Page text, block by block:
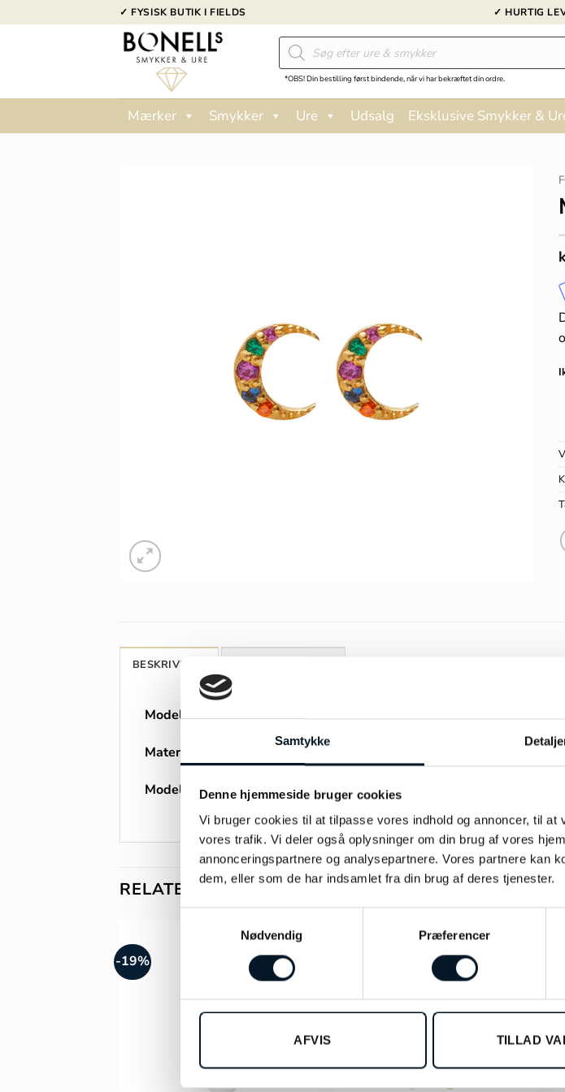
Samtykke
Denne hjemmeside bruger cookies
Vi bruger cookies til at tilpasse vores indhold og annoncer, til
vores trafik. Vi deler også oplysninger om din brug af vores
annonceringspartnere og analysepartnere. Vores partnere kan
dem, eller som de har indsamlet fra din brug af deres tjenester.
Nødvendig
Præferencer
AFVIS TILLAD
til
✓ FYSISK BUTIK I FIELDS ✓ HURTIG
Products
search
*OBS! Din bestilling først bindende, når vi har bekræftet din ordre.
Mærker Smykker Ure Udsalg Eksklusive Smykker &
BESKRIVELSE
Model:Maanesten Becca øreringe
Materiale:
Modelnummer:9405A
RELATEREDE VARER
-19%